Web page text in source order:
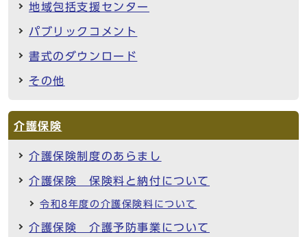
地域包括支援センター
パブリックコメント
書式のダウンロード
その他
介護保険
介護保険制度のあらまし
介護保険 保険料と納付について
令和8年度の介護保険料について
介護保険 介護予防事業について